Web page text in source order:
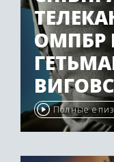
ОМПБР
Полные